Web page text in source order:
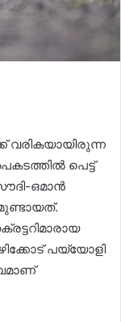
വരികയായിരുന്ന
പെട്ട്
ഒമാൻ
പയ്യോളി